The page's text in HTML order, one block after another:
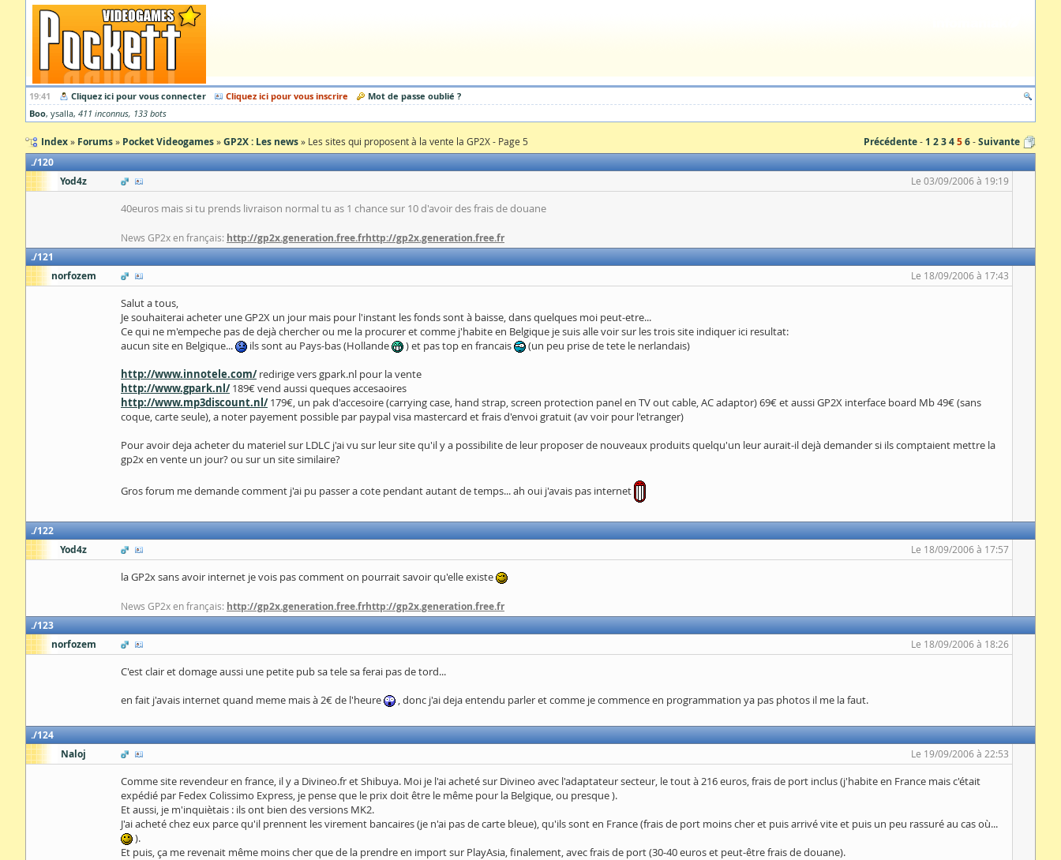
19:41 Cliquez ici pour vous connecter Cliquez ici pour vous inscrire
Mot de passe oublié ?
Boo ysalla 411 inconnus 133 bots
Index Forums Pocket Videogames GP2X : Les news Les sites qui proposent à la vente la GP2X - Page 5 Précédente 1 23456 Suivante
120
Yod4z
Le 03/09/2006 à 19:19
40euros mais si tu prends livraison normal tu as 1 chance sur 10 d'avoir des frais de douane
News GP2x en français: http://gp2x.generation.free.frhttp://gp2x.generation.free.fr
121
norfozem
Le 18/09/2006 à 17:43
Salut a tous,
Je souhaiterai acheter une GP2X un jour mais pour l'instant les fonds sont à baisse, dans quelques moi peut-etre...
Ce qui ne m'empeche pas de dejà chercher ou me la procurer et comme j'habite en Belgique je suis alle voir sur les trois site indiquer ici resultat:
aucun site en Belgique...
ils sont au Pays-bas (Hollande ) et pas top en francais
(un peu prise de tete le nerlandais)
http://www.innotele.com/redirige vers gpark.nl pour la vente
http://www.gpark.nl/189€ vend aussi queques accesaoires
http://www.mp3discount.nl/179€, un pak d'accesoire (carrying case, hand strap, screen protection panel en TV out cable, AC adaptor) 69€ et aussi GP2X interface board Mb 49€ (sans
coque, carte seule), a noter payement possible par paypal visa mastercard et frais d'envoi gratuit (av voir pour l'etranger)
Pour avoir deja acheter du materiel sur LDLC j'ai vu sur leur site qu'il y a possibilite de leur proposer de nouveaux produits quelqu'un leur aurait-il dejà demander si ils comptaient mettre la
gp2x en vente un jour? ou sur un site similaire?
Gros forum me demande comment j'ai pu passer a cote pendant autant de temps... ah oui j'avais pas internet
122
Yod4z
Le 18/09/2006 à 17:57
la GP2x sans avoir internet je vois pas comment on pourrait savoir qu'elle existe
News GP2x en français: http://gp2x.generation.free.frhttp://gp2x.generation.free.fr
123
norfozem
Le 18/09/2006 à 18:26
C'est clair et domage aussi une petite pub sa tele sa ferai pas de tord...
en fait j'avais internet quand meme mais à 2€ de l'heure
, donc j'ai deja entendu parler et comme je commence en programmation ya pas photos il me la faut.
124
Naloj
Le 19/09/2006 à 22:53
Comme site revendeur en france, il y a Divineo.fr et Shibuya. Moi je l'ai acheté sur Divineo avec l'adaptateur secteur, le tout à 216 euros, frais de port inclus (j'habite en France mais c'était
expédié par Fedex Colissimo Express, je pense que le prix doit être le même pour la Belgique, ou presque ).
Et aussi, je m'inquiètais : ils ont bien des versions MK2.
J'ai acheté chez eux parce qu'il prennent les virement bancaires (je n'ai pas de carte bleue), qu'ils sont en France (frais de port moins cher et puis arrivé vite et puis un peu rassuré au cas où...
).
Et puis, ça me revenait même moins cher que de la prendre en import sur PlayAsia, finalement, avec frais de port (30-40 euros et peut-être frais de douane).